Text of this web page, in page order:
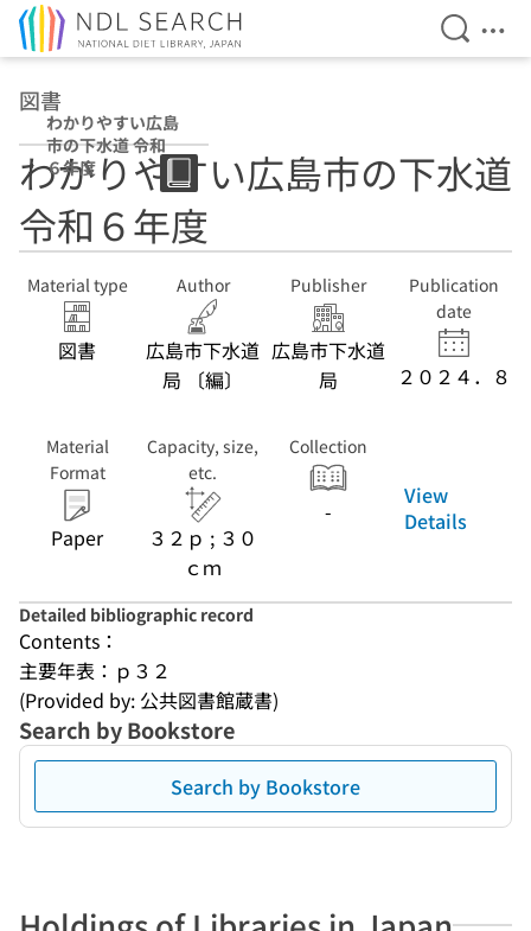
Open
図書
わかりやすい広島
市の下水道 令和
６年度
わかりやすい広島市の下水道
令和６年度
Material type
図書
Author
広島市下水道
局 〔編〕
Publisher
広島市下水道
局
Publication
date
２０２４．８
Material
Format
Paper
Capacity, size,
etc.
３２ｐ ; ３０
ｃｍ
Collection
-
View
Details
Detailed bibliographic record
Contents：
主要年表：ｐ３２
(Provided by: 公共図書館蔵書)
Search by Bookstore
Search by Bookstore